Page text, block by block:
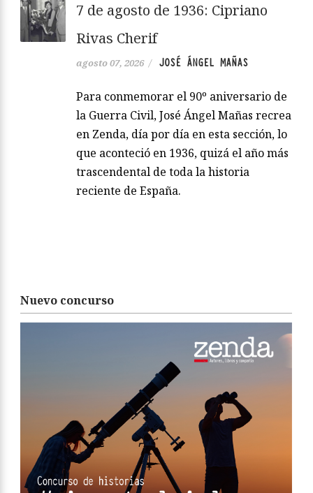
7 de agosto de 1936: Cipriano
Rivas Cherif
agosto 07, 2026 / JOSÉ ÁNGEL MAÑAS
Para conmemorar el 90º aniversario de
la Guerra Civil, José Ángel Mañas recrea
en Zenda, día por día en esta sección, lo
que aconteció en 1936, quizá el año más
trascendental de toda la historia
reciente de España.
Nuevo concurso